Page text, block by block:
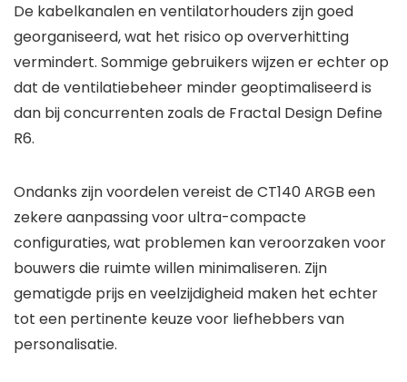
De kabelkanalen en ventilatorhouders zijn goed
georganiseerd, wat het risico op oververhitting
vermindert. Sommige gebruikers wijzen er echter op
dat de ventilatiebeheer minder geoptimaliseerd is
dan bij concurrenten zoals de Fractal Design Define
R6.
Ondanks zijn voordelen vereist de CT140 ARGB een
zekere aanpassing voor ultra-compacte
configuraties, wat problemen kan veroorzaken voor
bouwers die ruimte willen minimaliseren. Zijn
gematigde prijs en veelzijdigheid maken het echter
tot een pertinente keuze voor liefhebbers van
personalisatie.